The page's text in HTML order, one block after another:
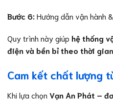
Bước 6: Hướng dẫn vận hành
Quy trình này giúp hệ thống
điện và bền bỉ theo thời gian
Cam kết chất lượng
Khi lựa chọn Vạn An Phát –